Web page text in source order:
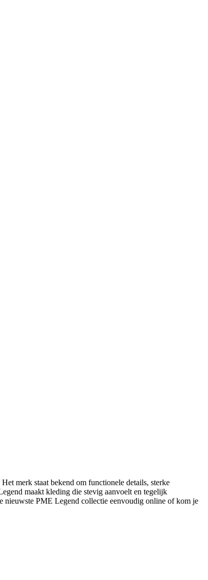
merk staat bekend om functionele details, sterke
maakt kleding die stevig aanvoelt en tegelijk
nieuwste PME Legend collectie eenvoudig online of kom je